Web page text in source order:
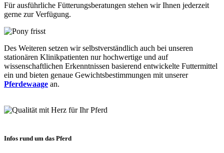
Für ausführliche Fütterungsberatungen stehen wir Ihnen jederzeit
gerne zur Verfügung.
Des Weiteren setzen wir selbstverständlich auch bei unseren
stationären Klinikpatienten nur hochwertige und auf
wissenschaftlichen Erkenntnissen basierend entwickelte Futtermittel
ein und bieten genaue Gewichtsbestimmungen mit unserer
Pferdewaage an.
Infos rund um das Pferd